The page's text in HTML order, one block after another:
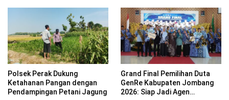
Polsek Perak Dukung
Ketahanan Pangan dengan
Pendampingan Petani Jagung
Grand Final Pemilihan Duta
GenRe Kabupaten Jombang
2026: Siap Jadi Agen